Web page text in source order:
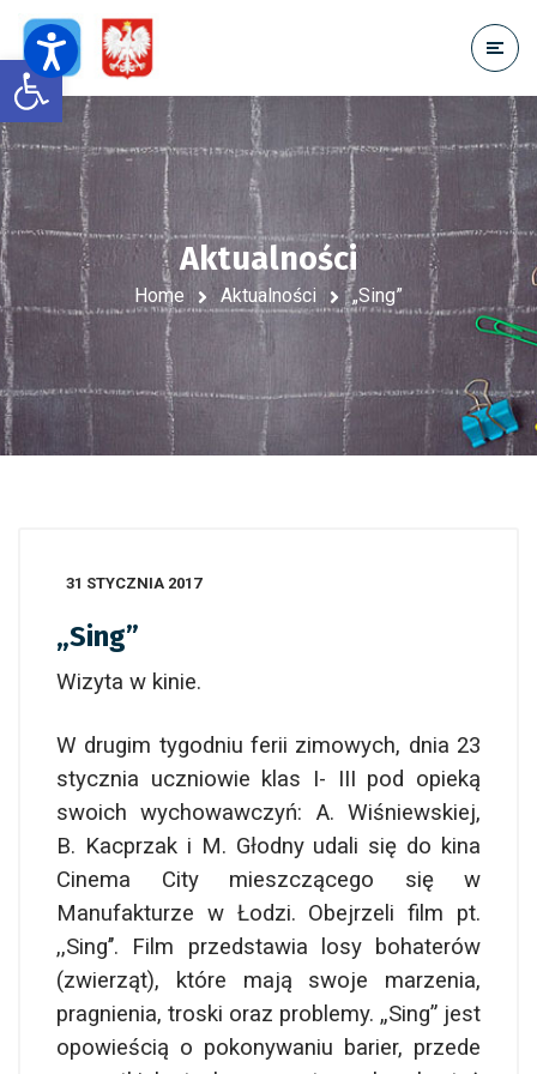
Open toolbar
Aktualności
Home Aktualności „Sing”
31 STYCZNIA 2017
„Sing”
Wizyta w kinie.
W drugim tygodniu ferii zimowych, dnia 23
stycznia uczniowie klas I- III pod opieką
swoich wychowawczyń: A. Wiśniewskiej,
B. Kacprzak i M. Głodny udali się do kina
Cinema City mieszczącego się w
Manufakturze w Łodzi. Obejrzeli film pt.
,,Sing’’. Film przedstawia losy bohaterów
(zwierząt), które mają swoje marzenia,
pragnienia, troski oraz problemy. „Sing” jest
opowieścią o pokonywaniu barier, przede